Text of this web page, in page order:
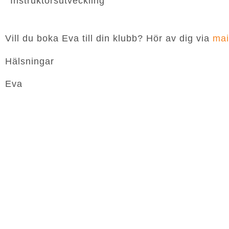
Vill du boka Eva till din klubb? Hör av dig via
Hälsningar
Eva